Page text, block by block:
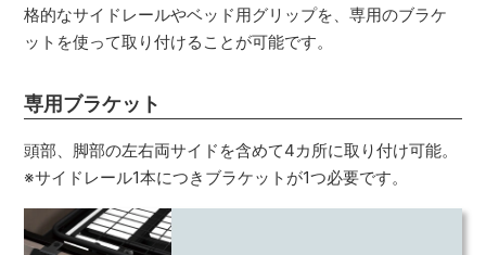
格的なサイドレールやベッド用グリップを、専用のブラケ
ットを使って取り付けることが可能です。
専用ブラケット
頭部、脚部の左右両サイドを含めて4カ所に取り付け可能。
※サイドレール1本につきブラケットが1つ必要です。